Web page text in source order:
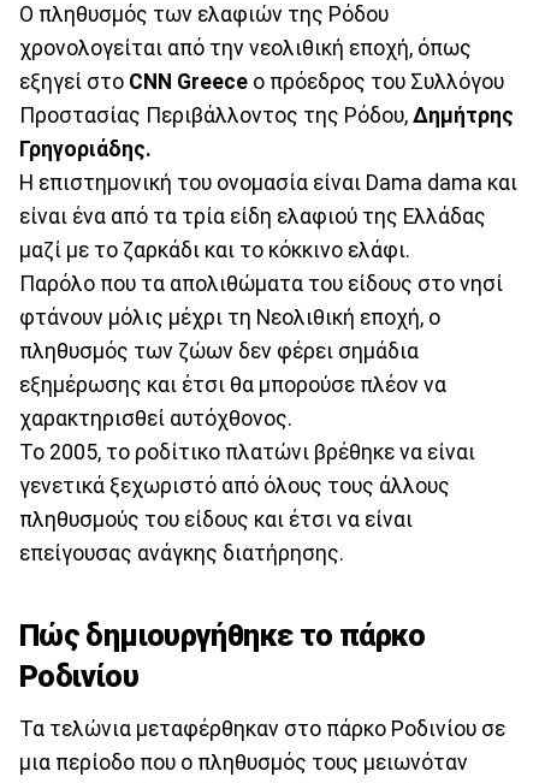
Ο πληθυσμός των ελαφιών της Ρόδου
χρονολογείται από την νεολιθική εποχή, όπως
εξηγεί στο CNN Greece ο πρόεδρος του Συλλόγου
Προστασίας Περιβάλλοντος της Ρόδου, Δημήτρης
Γρηγοριάδης.
Η επιστημονική του ονομασία είναι Dama dama και
είναι ένα από τα τρία είδη ελαφιού της Ελλάδας
μαζί με το ζαρκάδι και το κόκκινο ελάφι.
Παρόλο που τα απολιθώματα του είδους στο νησί
φτάνουν μόλις μέχρι τη Νεολιθική εποχή, ο
πληθυσμός των ζώων δεν φέρει σημάδια
εξημέρωσης και έτσι θα μπορούσε πλέον να
χαρακτηρισθεί αυτόχθονος.
Το 2005, το ροδίτικο πλατώνι βρέθηκε να είναι
γενετικά ξεχωριστό από όλους τους άλλους
πληθυσμούς του είδους και έτσι να είναι
επείγουσας ανάγκης διατήρησης.
Πώς δημιουργήθηκε το πάρκο
Ροδινίου
Τα τελώνια μεταφέρθηκαν στο πάρκο Ροδινίου σε
μια περίοδο που ο πληθυσμός τους μειωνόταν